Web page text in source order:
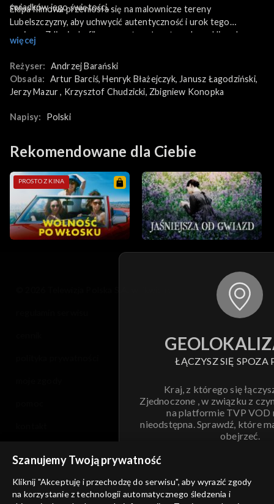
świadków jego świętości.
Ekipa filmowa przeniosła się na malownicze tereny
Lubelszczyzny, aby uchwycić autentyczność i urok tego
regionu. Zdjęcia do filmu powstawały w trzech urokliwych
miejscowościach: Kazimierzu Dolnym – miasteczku słynącym z
renesansowej architektury i artystycznej atmosfery,
Wąwolnicy – niewielkiej miejscowości o bogatej historii,
Wilkowie - urokliwej wsi położonej w dolinie Wisły.
więcej
Reżyser: Andrzej Barański
Obsada: Artur Barciś, Henryk Błażejczyk, Janusz Łagodziński,
Jerzy Mazur, Krzysztof Chudzicki, Zbigniew Konopka
Napisy: Polski
Rekomendowane dla Ciebie
PROSTO Z KINA
ŁĄCZYSZ SIĘ SPOZA
Kraj, z którego się
Zjednoczone , w związku z
na platformie TVP VOD
nieodstępna. Sprawdź, które
obejrzeć.
informacje o dostawcy usług
Szanujemy Twoją prywatność
Kliknij "Akceptuję i przechodzę do serwisu", aby wyrazić zgody
na korzystanie z technologii automatycznego śledzenia i